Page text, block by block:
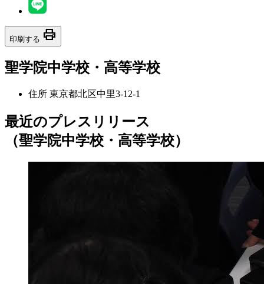
印刷する print
聖学院中学校・高等学校
住所 東京都北区中里3-12-1
最近のプレスリリース
（聖学院中学校・高等学校）